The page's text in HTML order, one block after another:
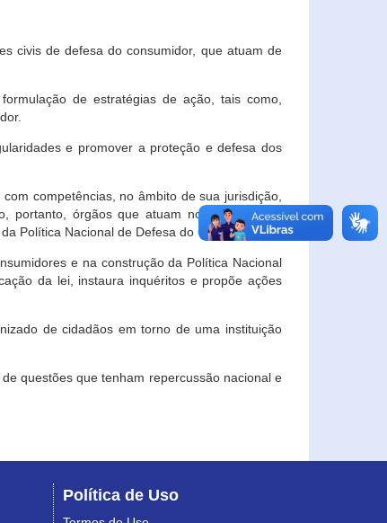
civis de defesa do consumidor, que atuam de
de estratégias de ação, tais como,
e promover a proteção e defesa dos
competências, no âmbito de sua jurisdição,
portanto, órgãos que atuam no âmbito local,
Política Nacional de Defesa do Consumidor.
e na construção da Política Nacional
da lei, instaura inquéritos e propõe ações
de cidadãos em torno de uma instituição
questões que tenham repercussão nacional e
Política de Uso